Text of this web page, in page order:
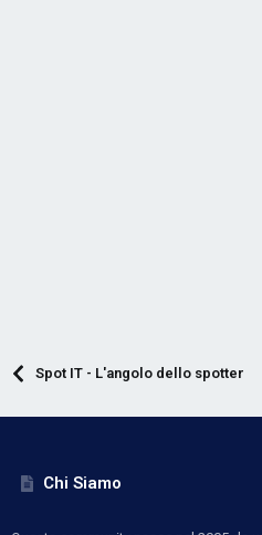
Spot IT - L'angolo dello spotter
Chi Siamo